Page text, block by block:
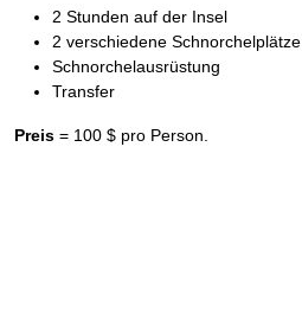
2 Stunden auf der Insel
2 verschiedene Schnorchelplätze
Schnorchelausrüstung
Transfer
Preis = 100 $ pro Person.